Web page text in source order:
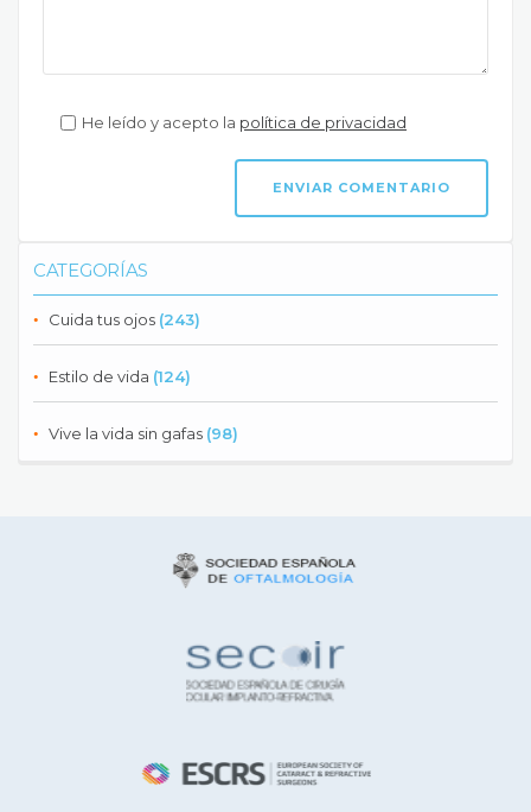
He leído y acepto la política de privacidad
CATEGORÍAS
Cuida tus ojos (243)
Estilo de vida (124)
Vive la vida sin gafas (98)